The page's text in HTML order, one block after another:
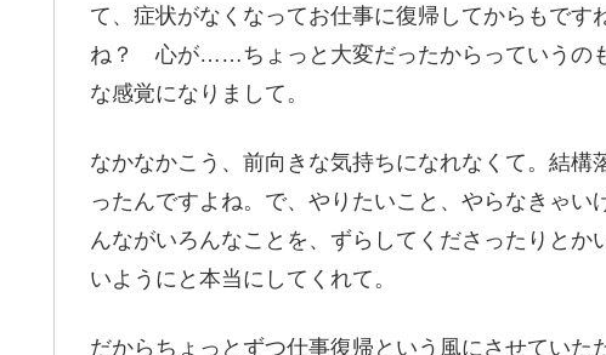
て、症状がなくなってお仕事に復帰してからもで
ね？ 心が……ちょっと大変だったからっていうの
な感覚になりまして。
なかなかこう、前向きな気持ちになれなくて。結
ったんですよね。で、やりたいこと、やらなきゃ
んながいろんなことを、ずらしてくださったりと
いようにと本当にしてくれて。
だからちょっとずつ仕事復帰という風にさせてい